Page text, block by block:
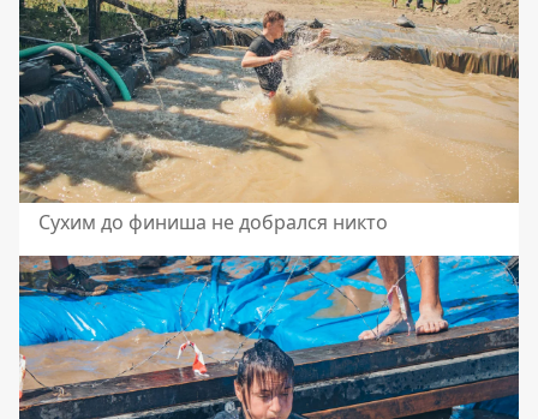
Сухим до финиша не добрался никто